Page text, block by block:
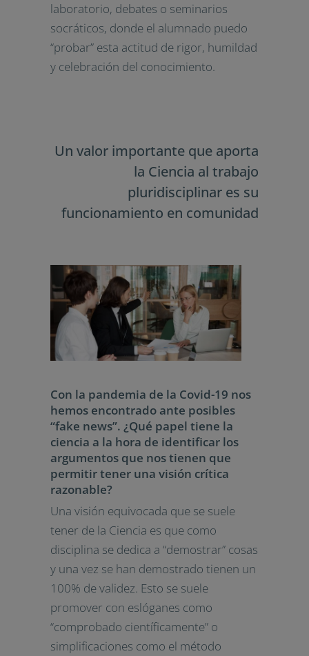
laboratorio, debates o seminarios
socráticos, donde el alumnado puedo
“probar” esta actitud de rigor, humildad
y celebración del conocimiento.
Un valor importante que aporta
la Ciencia al trabajo
pluridisciplinar es su
funcionamiento en comunidad
Con la pandemia de la Covid-19 nos
hemos encontrado ante posibles
“fake news”. ¿Qué papel tiene la
ciencia a la hora de identificar los
argumentos que nos tienen que
permitir tener una visión crítica
razonable?
Una visión equivocada que se suele
tener de la Ciencia es que como
disciplina se dedica a “demostrar” cosas
y una vez se han demostrado tienen un
100% de validez. Esto se suele
promover con eslóganes como
“comprobado científicamente” o
simplificaciones como el método